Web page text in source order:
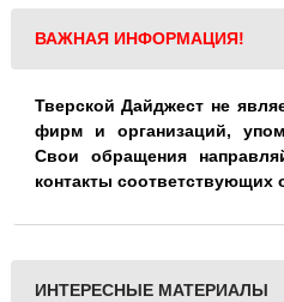
ВАЖНАЯ ИНФОРМАЦИЯ!
Тверской Дайджест не
фирм и организаций,
Свои обращения
контакты соответствующих
ИНТЕРЕСНЫЕ МАТЕРИАЛЫ